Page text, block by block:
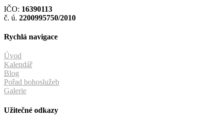
IČO: 16390113
č. ú. 2200995750/2010
Rychlá navigace
Úvod
Kalendář
Blog
Pořad bohoslužeb
Galerie
Užitečné odkazy